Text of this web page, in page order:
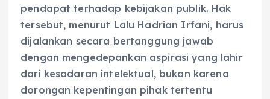
pendapat terhadap kebijakan publik. Hak
tersebut, menurut Lalu Hadrian Irfani, harus
dijalankan secara bertanggung jawab
dengan mengedepankan aspirasi yang lahir
dari kesadaran intelektual, bukan karena
dorongan kepentingan pihak tertentu